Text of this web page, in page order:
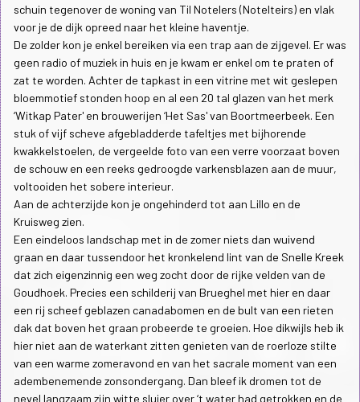
schuin tegenover de woning van Til Notelers (Notelteirs) en vlak
voor je de dijk opreed naar het kleine haventje.
De zolder kon je enkel bereiken via een trap aan de zijgevel. Er was
geen radio of muziek in huis en je kwam er enkel om te praten of
zat te worden. Achter de tapkast in een vitrine met wit geslepen
bloemmotief stonden hoop en al een 20 tal glazen van het merk
‘Witkap Pater' en brouwerijen ‘Het Sas' van Boortmeerbeek. Een
stuk of vijf scheve afgebladderde tafeltjes met bijhorende
kwakkelstoelen, de vergeelde foto van een verre voorzaat boven
de schouw en een reeks gedroogde varkensblazen aan de muur,
voltooiden het sobere interieur.
Aan de achterzijde kon je ongehinderd tot aan Lillo en de
Kruisweg zien.
Een eindeloos landschap met in de zomer niets dan wuivend
graan en daar tussendoor het kronkelend lint van de Snelle Kreek
dat zich eigenzinnig een weg zocht door de rijke velden van de
Goudhoek. Precies een schilderij van Brueghel met hier en daar
een rij scheef geblazen canadabomen en de bult van een rieten
dak dat boven het graan probeerde te groeien. Hoe dikwijls heb ik
hier niet aan de waterkant zitten genieten van de roerloze stilte
van een warme zomeravond en van het sacrale moment van een
adembenemende zonsondergang. Dan bleef ik dromen tot de
nevel langzaam zijn witte sluier over ‘t water had getrokken en de